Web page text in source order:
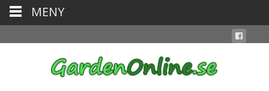
MENY